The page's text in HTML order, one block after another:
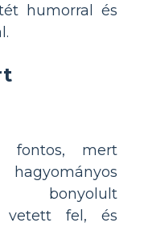
humorral és
mert
bonyolult
vetett fel, és